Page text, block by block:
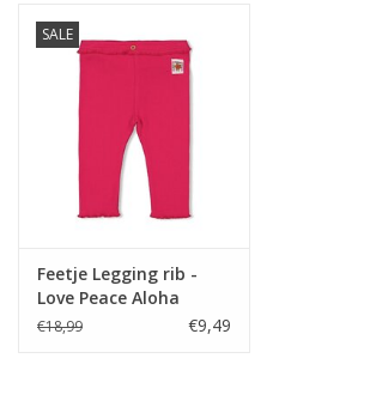
SALE
Feetje Legging rib -
Love Peace Aloha
Fuchsia
€18,99 €9,49